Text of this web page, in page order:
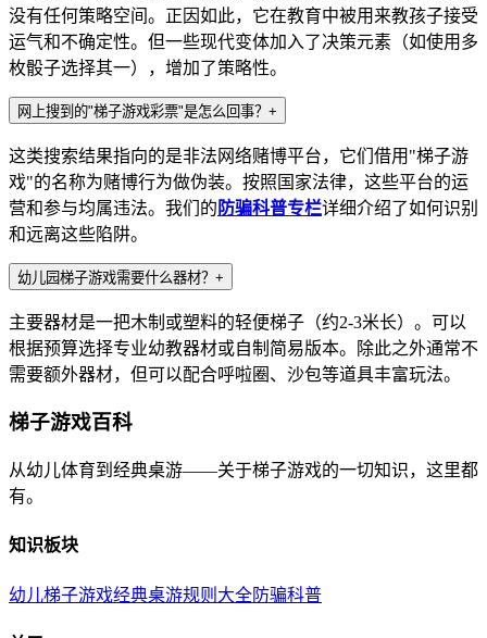
没有任何策略空间。正因如此，它在教育中被用来教孩子接受
运气和不确定性。但一些现代变体加入了决策元素（如使用多
枚骰子选择其一），增加了策略性。
网上搜到的"梯子游戏彩票"是怎么回事？ +
这类搜索结果指向的是非法网络赌博平台，它们借用"梯子游
戏"的名称为赌博行为做伪装。按照国家法律，这些平台的运
营和参与均属违法。我们的 防骗科普专栏详细介绍了如何识别
和远离这些陷阱。
幼儿园梯子游戏需要什么器材？ +
主要器材是一把木制或塑料的轻便梯子（约2-3米长）。可以
根据预算选择专业幼教器材或自制简易版本。除此之外通常不
需要额外器材，但可以配合呼啦圈、沙包等道具丰富玩法。
梯子游戏百科
从幼儿体育到经典桌游——关于梯子游戏的一切知识，这里都
有。
知识板块
幼儿梯子游戏经典桌游规则大全防骗科普